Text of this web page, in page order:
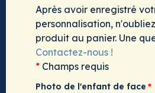
Après avoir enregistré
personnalisation,
produit au panier. Une
Contactez-nous !
* Champs requis
Photo de l'enfant de face